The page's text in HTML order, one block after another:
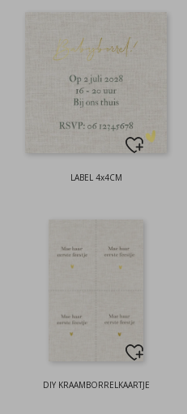
LABEL 4x4CM
DIY KRAAMBORRELKAARTJE